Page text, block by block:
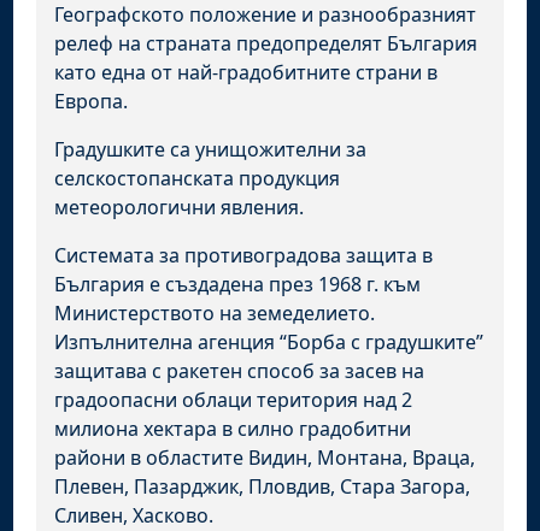
Географското положение и разнообразният
релеф на страната предопределят България
като една от най-градобитните страни в
Европа.
Градушките са унищожителни за
селскостопанската продукция
метеорологични явления.
Системата за противоградова защита в
България е създадена през 1968 г. към
Министерството на земеделието.
Изпълнителна агенция “Борба с градушките”
защитава с ракетен способ за засев на
градоопасни облаци територия над 2
милиона хектара в силно градобитни
райони в областите Видин, Монтана, Враца,
Плевен, Пазарджик, Пловдив, Стара Загора,
Сливен, Хасково.